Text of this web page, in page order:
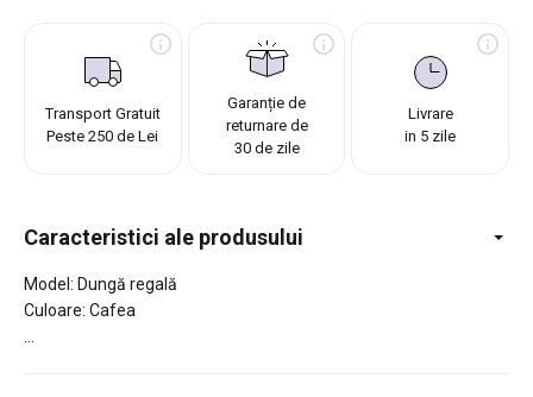
Transport Gratuit
Peste 250 de Lei
Garanție de
returnare de
30 de zile
Livrare
in 5 zile
Caracteristici ale produsului
Model: Dungă regală
Culoare: Cafea